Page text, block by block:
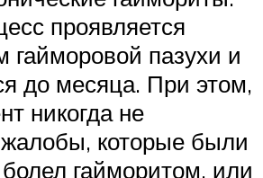
проявляется
гайморовой пазухи и
до месяца. При этом,
никогда не
которые были
гайморитом, или